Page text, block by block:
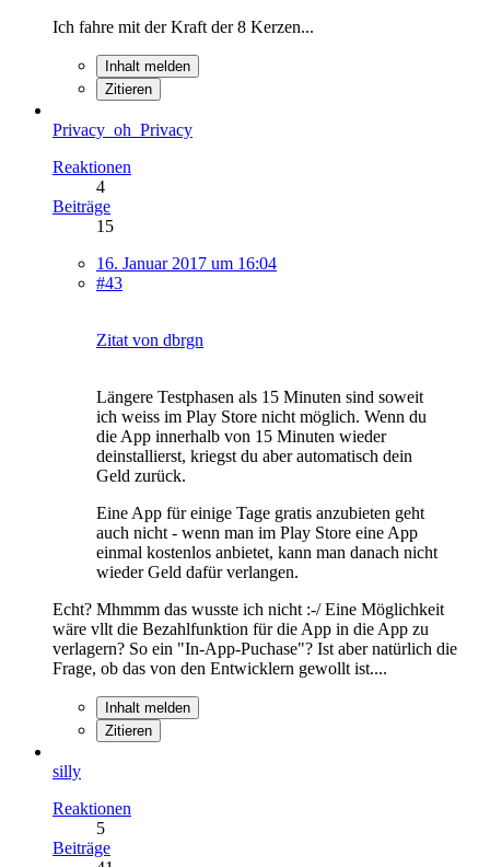
Ich fahre mit der Kraft der 8 Kerzen...
Inhalt melden
Zitieren
Privacy_oh_Privacy
Reaktionen
4
Beiträge
15
16. Januar 2017 um 16:04
#43
Zitat von dbrgn
Längere Testphasen als 15 Minuten sind soweit
ich weiss im Play Store nicht möglich. Wenn du
die App innerhalb von 15 Minuten wieder
deinstallierst, kriegst du aber automatisch dein
Geld zurück.
Eine App für einige Tage gratis anzubieten geht
auch nicht - wenn man im Play Store eine App
einmal kostenlos anbietet, kann man danach nicht
wieder Geld dafür verlangen.
Echt? Mhmmm das wusste ich nicht :-/ Eine Möglichkeit
wäre vllt die Bezahlfunktion für die App in die App zu
verlagern? So ein "In-App-Puchase"? Ist aber natürlich die
Frage, ob das von den Entwicklern gewollt ist....
Inhalt melden
Zitieren
silly
Reaktionen
5
Beiträge